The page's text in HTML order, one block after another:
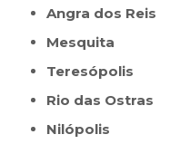
Angra dos Reis
Mesquita
Teresópolis
Rio das Ostras
Nilópolis